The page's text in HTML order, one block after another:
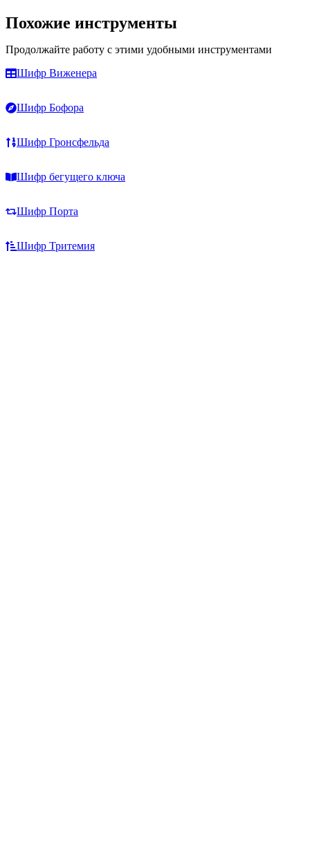
Похожие инструменты
Продолжайте работу с этими удобными инструментами
Шифр Виженера
Шифр Бофора
Шифр Гронсфельда
Шифр бегущего ключа
Шифр Порта
Шифр Тритемия